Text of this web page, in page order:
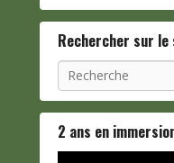
Rechercher sur
Recherche
2 ans en